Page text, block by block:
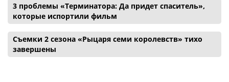
3 проблемы «Терминатора: Да придет спаситель»,
которые испортили фильм
Съемки 2 сезона «Рыцаря семи королевств» тихо
завершены